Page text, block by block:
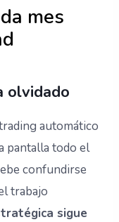
mes
olvidado
automático
pantalla todo el
confundirse
trabajo
sigue